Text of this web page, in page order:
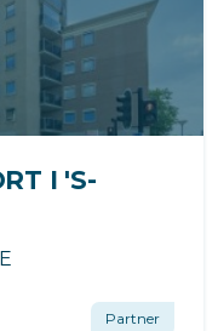
I 'S-
Partner